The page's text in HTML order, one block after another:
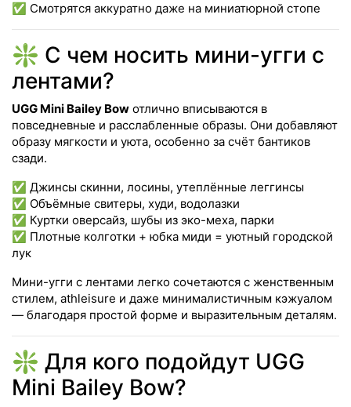
✅ Смотрятся аккуратно даже на миниатюрной стопе
❇️ С чем носить мини-угги с
лентами?
UGG Mini Bailey Bow отлично вписываются в
повседневные и расслабленные образы. Они добавляют
образу мягкости и уюта, особенно за счёт бантиков
сзади.
✅ Джинсы скинни, лосины, утеплённые леггинсы
✅ Объёмные свитеры, худи, водолазки
✅ Куртки оверсайз, шубы из эко-меха, парки
✅ Плотные колготки + юбка миди = уютный городской
лук
Мини-угги с лентами легко сочетаются с женственным
стилем, athleisure и даже минималистичным кэжуалом
— благодаря простой форме и выразительным деталям.
❇️ Для кого подойдут UGG
Mini Bailey Bow?